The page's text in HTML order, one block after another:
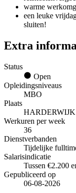
warme
een leuke
sluiten!
Extra
Status
Open
Opleidingsniveaus
MBO
Plaats
HARDERWIJK
Werkuren per week
36
Dienstverbanden
Tijdelijke
Salarisindicatie
Tussen €2.200
Gepubliceerd op
06-08-2026